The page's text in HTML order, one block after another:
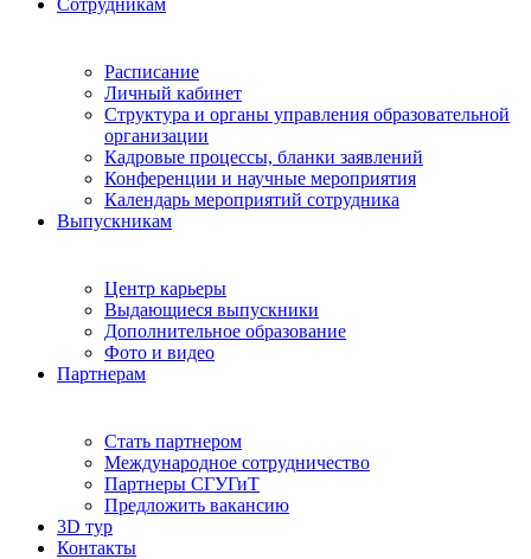
Сотрудникам
Расписание
Личный кабинет
Структура и органы управления образовательной
организации
Кадровые процессы, бланки заявлений
Конференции и научные мероприятия
Календарь мероприятий сотрудника
Выпускникам
Центр карьеры
Выдающиеся выпускники
Дополнительное образование
Фото и видео
Партнерам
Стать партнером
Международное сотрудничество
Партнеры СГУГиТ
Предложить вакансию
3D тур
Контакты